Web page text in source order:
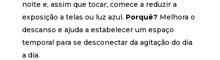
noite e, assim que tocar, comece a reduzir a
exposição a telas ou luz azul. Porquê? Melhora o
descanso e ajuda a estabelecer um espaço
temporal para se desconectar da agitação do dia
a dia.